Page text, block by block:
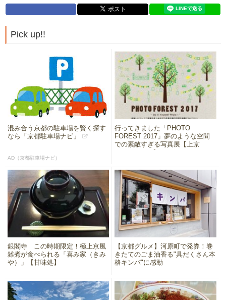
Pick up!!
混み合う京都の駐車場を賢く探す
なら「京都駐車場ナビ」
AD（京都駐車場ナビ）
行ってきました「PHOTO
FOREST 2017」夢のような空間
での素敵すぎる写真展【上京
銀閣寺 この時期限定！極上京風
雑煮が食べられる「喜み家（きみ
や）」【甘味処】
【京都グルメ】河原町で発券！巻
きたてのごま油香る"具だくさん本
格キンパ"に感動